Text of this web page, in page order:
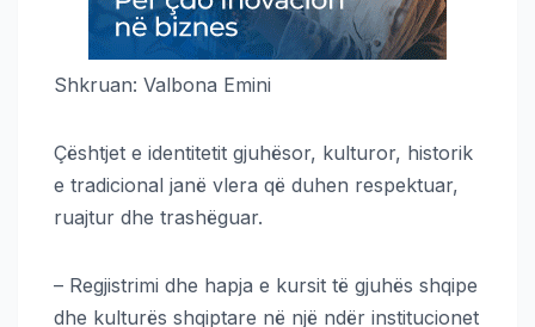
Shkruan: Valbona Emini
Çështjet e identitetit gjuhësor, kulturor, historik
e tradicional janë vlera që duhen respektuar,
ruajtur dhe trashëguar.
– Regjistrimi dhe hapja e kursit të gjuhës shqipe
dhe kulturës shqiptare në një ndër institucionet